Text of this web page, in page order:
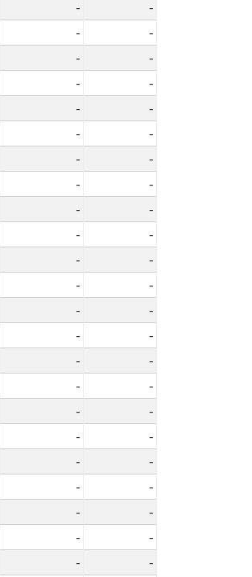
-
-
-
-
-
-
-
-
-
-
-
-
-
-
-
-
-
-
-
-
-
-
-
-
-
-
-
-
-
-
-
-
-
-
-
-
-
-
-
-
-
-
-
-
-
-